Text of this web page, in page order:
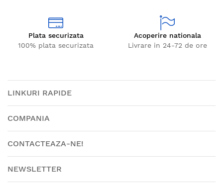
Plata securizata
100% plata securizata
Acoperire nationala
Livrare in 24-72 de ore
LINKURI RAPIDE
COMPANIA
CONTACTEAZA-NE!
NEWSLETTER